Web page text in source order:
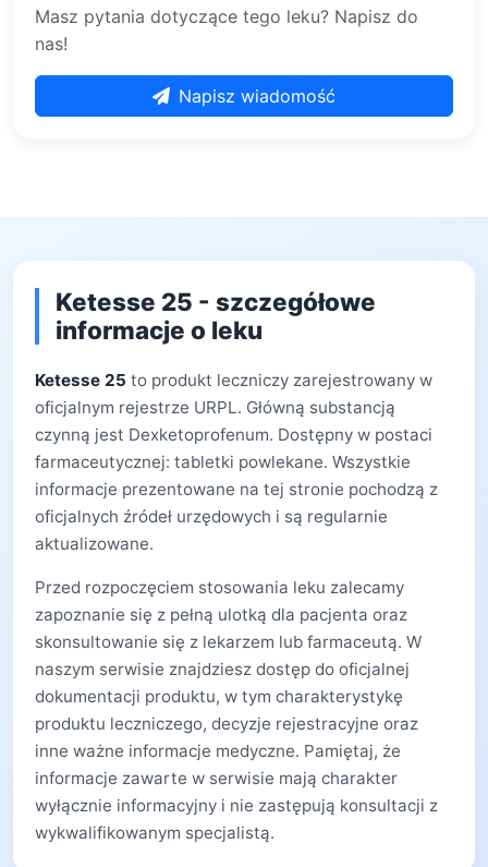
Masz pytania dotyczące tego leku? Napisz do
nas!
Napisz wiadomość
Ketesse 25 - szczegółowe
informacje o leku
Ketesse 25 to produkt leczniczy zarejestrowany w
oficjalnym rejestrze URPL. Główną substancją
czynną jest Dexketoprofenum. Dostępny w postaci
farmaceutycznej: tabletki powlekane. Wszystkie
informacje prezentowane na tej stronie pochodzą z
oficjalnych źródeł urzędowych i są regularnie
aktualizowane.
Przed rozpoczęciem stosowania leku zalecamy
zapoznanie się z pełną ulotką dla pacjenta oraz
skonsultowanie się z lekarzem lub farmaceutą. W
naszym serwisie znajdziesz dostęp do oficjalnej
dokumentacji produktu, w tym charakterystykę
produktu leczniczego, decyzje rejestracyjne oraz
inne ważne informacje medyczne. Pamiętaj, że
informacje zawarte w serwisie mają charakter
wyłącznie informacyjny i nie zastępują konsultacji z
wykwalifikowanym specjalistą.